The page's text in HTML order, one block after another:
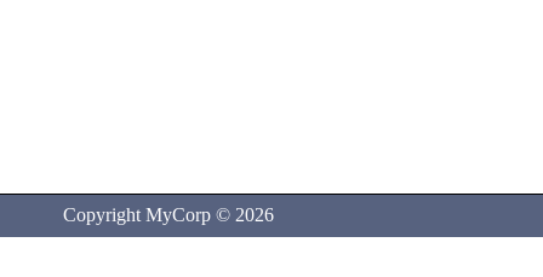
Copyright MyCorp © 2026